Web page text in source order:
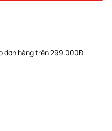
đơn hàng trên 299.000Đ